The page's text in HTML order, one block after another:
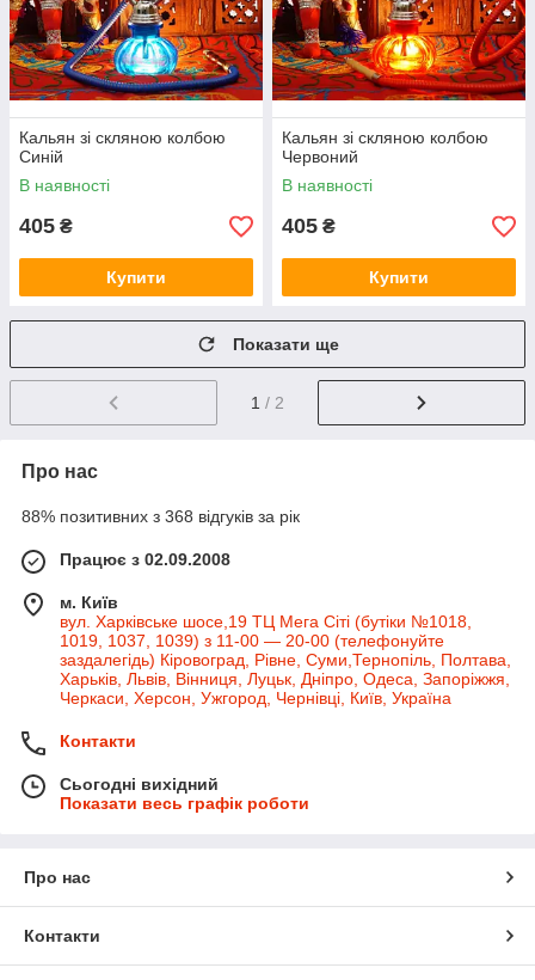
Кальян зі скляною колбою
Синій
В наявності
405 ₴
Купити
Кальян зі скляною колбою
Червоний
В наявності
405 ₴
Купити
Показати ще
1 / 2
Про нас
88% позитивних з 368 відгуків за рік
Працює з 02.09.2008
м. Київ
вул. Харківське шосе,19 ТЦ Мега Сіті (бутіки №1018,
1019, 1037, 1039) з 11-00 — 20-00 (телефонуйте
заздалегідь) Кіровоград, Рівне, Суми,Тернопіль, Полтава,
Харьків, Львів, Вінниця, Луцьк, Дніпро, Одеса, Запоріжжя,
Черкаси, Херсон, Ужгород, Чернівці, Київ, Україна
Контакти
Сьогодні вихідний
Показати весь графік роботи
Про нас
Контакти